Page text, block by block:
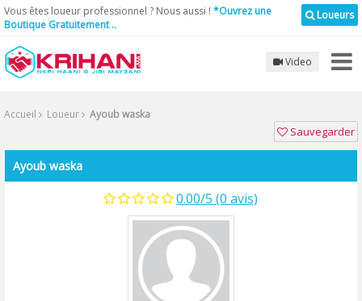
Loueurs
Vous êtes loueur professionnel ? Nous aussi ! *Ouvrez une
Boutique Gratuitement ..
Video
Accueil Loueur Ayoub waska
Sauvegarder
Ayoub waska
0.00/5 (0 avis)